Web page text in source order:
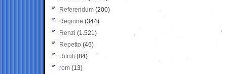
Referendum (200)
Regione (344)
Renzi (1.521)
Repetto (46)
Rifiuti (84)
rom (13)